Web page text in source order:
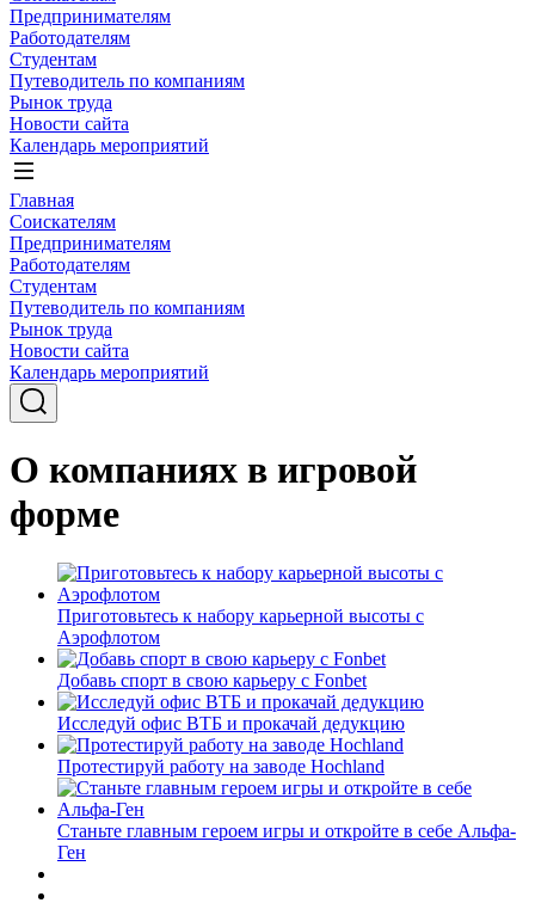
Предпринимателям
Работодателям
Студентам
Путеводитель по компаниям
Рынок труда
Новости сайта
Календарь мероприятий
Главная
Соискателям
Предпринимателям
Работодателям
Студентам
Путеводитель по компаниям
Рынок труда
Новости сайта
Календарь мероприятий
О компаниях в игровой
форме
Приготовьтесь к набору карьерной высоты с
Аэрофлотом
Добавь спорт в свою карьеру с Fonbet
Исследуй офис ВТБ и прокачай дедукцию
Протестируй работу на заводе Hochland
Станьте главным героем игры и откройте в себе Альфа-
Ген